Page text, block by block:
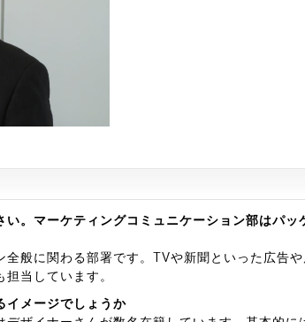
。マーケティングコミュニケーション部はパッ
般に関わる部署です。TVや新聞といった広告
当しています。
メージでしょうか